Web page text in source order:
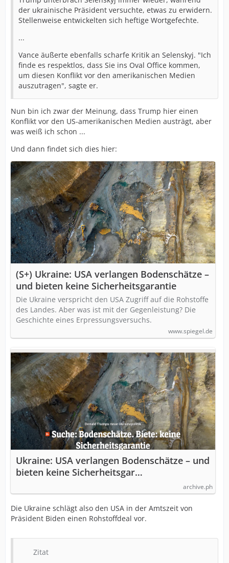
der ukrainische Präsident versuchte, etwas zu erwidern.
Stellenweise entwickelten sich heftige Wortgefechte.
...
Vance äußerte ebenfalls scharfe Kritik an Selenskyj. "Ich
finde es respektlos, dass Sie ins Oval Office kommen,
um diesen Konflikt vor den amerikanischen Medien
auszutragen", sagte er.
Nun bin ich zwar der Meinung, dass Trump hier einen
Konflikt vor den US-amerikanischen Medien austrägt, aber
was weiß ich schon ...
Und dann findet sich dies hier:
(S+) Ukraine: USA verlangen Bodenschätze –
und bieten keine Sicherheitsgarantie
Die Ukraine verspricht den USA Zugriff auf die Rohstoffe
des Landes. Aber was ist mit der Gegenleistung? Die
Geschichte eines Erpressungsversuchs.
www.spiegel.de
Ukraine: USA verlangen Bodenschätze – und
bieten keine Sicherheitsgar…
archive.ph
Die Ukraine schlägt also den USA in der Amtszeit von
Präsident Biden einen Rohstoffdeal vor.
Zitat